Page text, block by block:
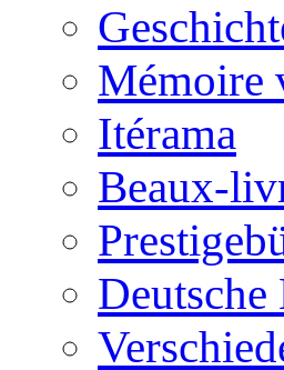
Mémoire
Itérama
Beaux-
Deutsche